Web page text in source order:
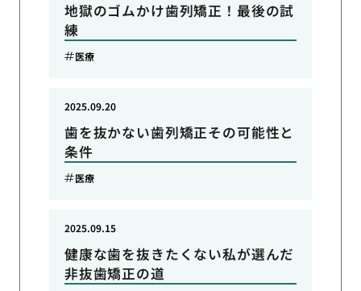
地獄のゴムかけ歯列矯正！最後の試
練
医療
歯を抜かない歯列矯正その可能性と
条件
2025.09.20
医療
健康な歯を抜きたくない私が選んだ
非抜歯矯正の道
2025.09.15